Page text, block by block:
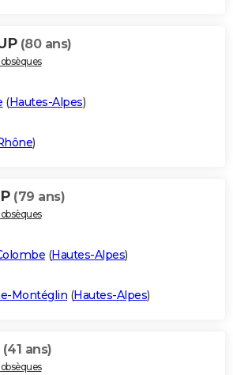
(80 ans)
(Hautes-Alpes)
)
(79 ans)
(Hautes-Alpes)
Montéglin (Hautes-Alpes)
(41 ans)